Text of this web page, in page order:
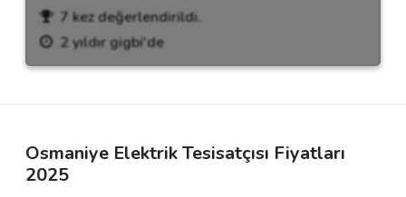
7 kez değerlendirildi.
2 yıldır gigbi'de
Osmaniye Elektrik Tesisatçısı Fiyatları
2025